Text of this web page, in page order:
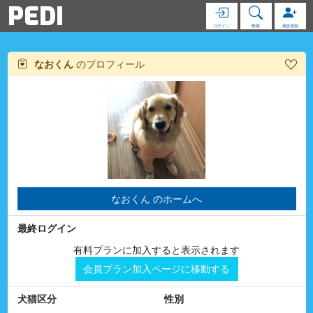
PEDI ログイン 検索 新規登録
なおくん のプロフィール
なおくん のホームへ
最終ログイン
有料プランに加入すると表示されます
会員プラン加入ページに移動する
犬猫区分
性別